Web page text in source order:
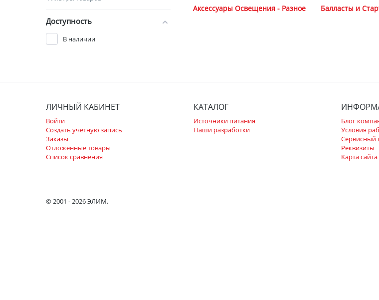
Аксессуары Освещения - Разное Балласты и
Доступность
В наличии
ЛИЧНЫЙ КАБИНЕТ
Войти
Создать учетную запись
Заказы
Отложенные товары
Список сравнения
КАТАЛОГ
Источники питания
Наши разработки
Блог
Условия
Сервисный
Реквизиты
Карта сайта
© 2001 - 2026 ЭЛИМ.